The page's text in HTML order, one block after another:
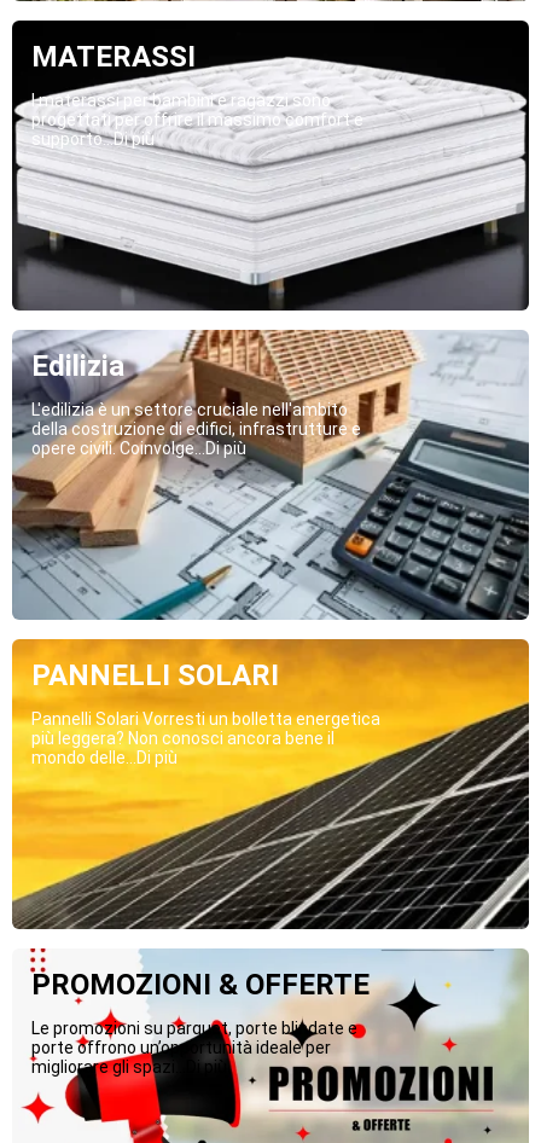
MATERASSI
I materassi per bambini e ragazzi sono
progettati per offrire il massimo comfort e
supporto...Di più
Edilizia
L'edilizia è un settore cruciale nell'ambito
della costruzione di edifici, infrastrutture e
opere civili. Coinvolge...Di più
PANNELLI SOLARI
Pannelli Solari Vorresti un bolletta energetica
più leggera? Non conosci ancora bene il
mondo delle...Di più
PROMOZIONI & OFFERTE
Le promozioni su parquet, porte blindate e
porte offrono un’opportunità ideale per
migliorare gli spazi...Di più